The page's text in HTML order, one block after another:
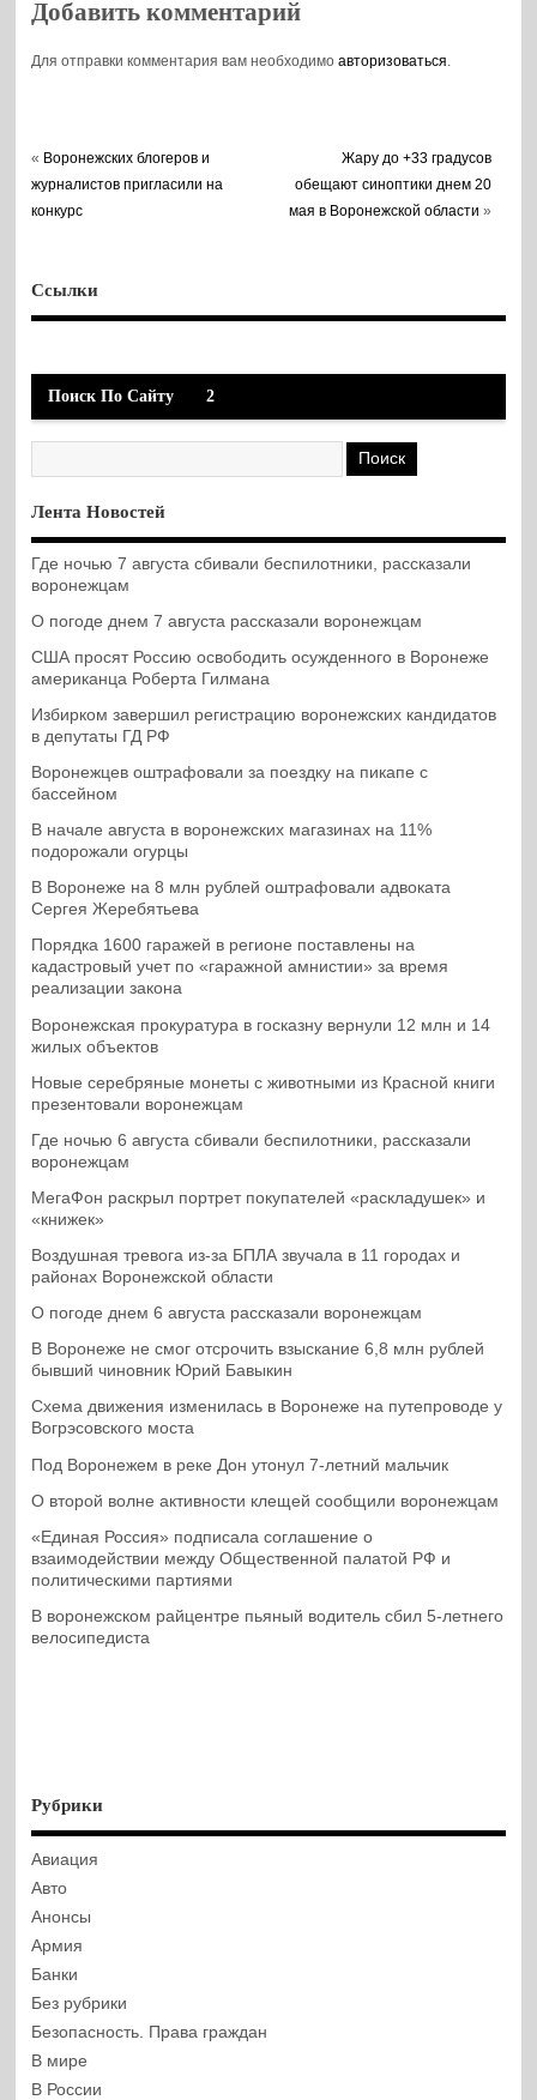
Добавить комментарий
Для отправки комментария вам необходимоавторизоваться.
« Воронежских блогеров и
журналистов пригласили на
конкурс
Жару до +33 градусов
обещают синоптики днем 20
мая в Воронежской области »
Ссылки
Поиск По Сайту 2
Лента Новостей
Где ночью 7 августа сбивали беспилотники, рассказали
воронежцам
О погоде днем 7 августа рассказали воронежцам
США просят Россию освободить осужденного в Воронеже
американца Роберта Гилмана
Избирком завершил регистрацию воронежских кандидатов
в депутаты ГД РФ
Воронежцев оштрафовали за поездку на пикапе с
бассейном
В начале августа в воронежских магазинах на 11%
подорожали огурцы
В Воронеже на 8 млн рублей оштрафовали адвоката
Сергея Жеребятьева
Порядка 1600 гаражей в регионе поставлены на
кадастровый учет по «гаражной амнистии» за время
реализации закона
Воронежская прокуратура в госказну вернули 12 млн и 14
жилых объектов
Новые серебряные монеты с животными из Красной книги
презентовали воронежцам
Где ночью 6 августа сбивали беспилотники, рассказали
воронежцам
МегаФон раскрыл портрет покупателей «раскладушек» и
«книжек»
Воздушная тревога из-за БПЛА звучала в 11 городах и
районах Воронежской области
О погоде днем 6 августа рассказали воронежцам
В Воронеже не смог отсрочить взыскание 6,8 млн рублей
бывший чиновник Юрий Бавыкин
Схема движения изменилась в Воронеже на путепроводе у
Вогрэсовского моста
Под Воронежем в реке Дон утонул 7-летний мальчик
О второй волне активности клещей сообщили воронежцам
«Единая Россия» подписала соглашение о
взаимодействии между Общественной палатой РФ и
политическими партиями
В воронежском райцентре пьяный водитель сбил 5-летнего
велосипедиста
Рубрики
Авиация
Авто
Анонсы
Армия
Банки
Без рубрики
Безопасность. Права граждан
В мире
В России